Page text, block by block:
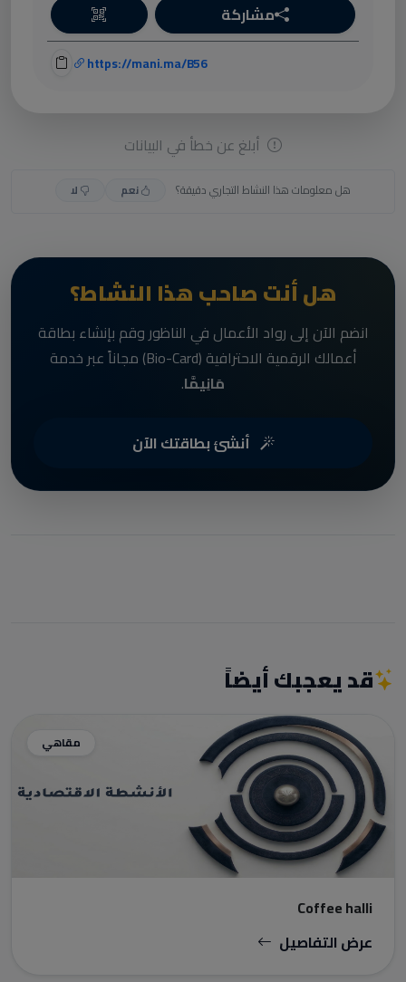
مشاركة
https://mani.ma/B56
أبلغ عن خطأ في البيانات
هل معلومات هذا النشاط التجاري دقيقة؟ نعم لا
هل أنت صاحب هذا النشاط؟
انضم الآن إلى رواد الأعمال في الناظور وقم بإنشاء بطاقة
أعمالك الرقمية الاحترافية (Bio-Card) مجاناً عبر خدمة
مَانِيمَّا.
أنشئ بطاقتك الآن
قد يعجبك أيضاً
مقاهي
Coffee halli
عرض التفاصيل